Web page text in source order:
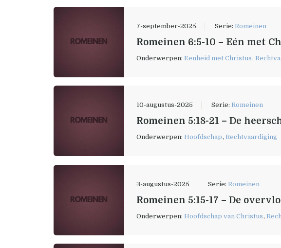
7-september-2025 Serie: Romeinen
Romeinen 6:5-10 – Eén met
Onderwerpen: Eenheid met Christus ,
10-augustus-2025 Serie: Romeinen
Romeinen 5:18-21 – De
Onderwerpen: Hoofdschap, Rechtvaardiging
3-augustus-2025 Serie: Romeinen
Romeinen 5:15-17 – De
Onderwerpen: Hoofdschap van Christus ,